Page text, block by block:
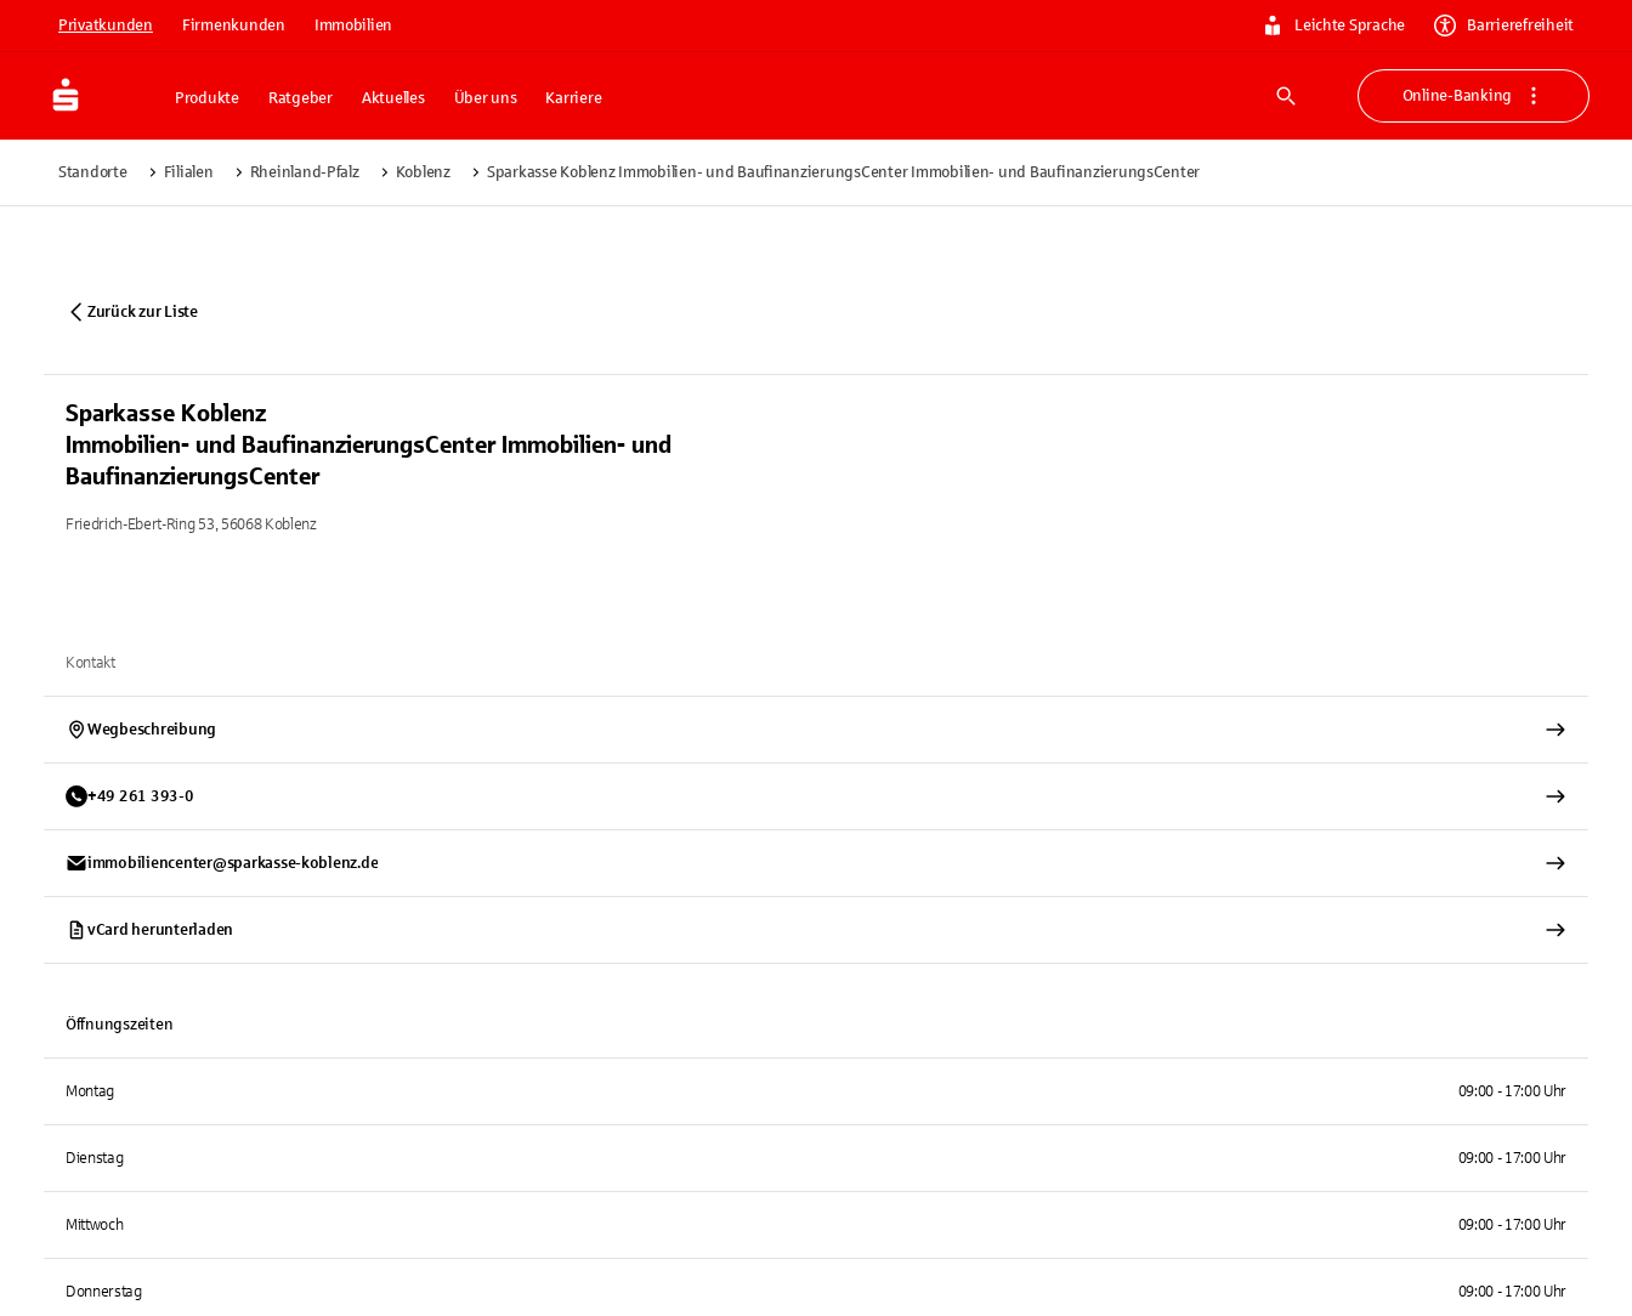
Privatkunden Firmenkunden Immobilien Leichte Sprache Barrierefreiheit
Produkte Ratgeber Aktuelles Über uns Karriere
Suche
Online-Banking
Standorte Filialen Rheinland-Pfalz Koblenz Sparkasse Koblenz Immobilien- und BaufinanzierungsCenter Immobilien- und BaufinanzierungsCenter
Zurück zur Liste
Sparkasse Koblenz
Immobilien- und BaufinanzierungsCenter Immobilien- und
BaufinanzierungsCenter
Friedrich-Ebert-Ring 53, 56068 Koblenz
Kontakt
Wegbeschreibung
+49 261 393-0
immobiliencenter@sparkasse-koblenz.de
vCard herunterladen
Öffnungszeiten
Montag 09:00 - 17:00 Uhr
Dienstag 09:00 - 17:00 Uhr
Mittwoch 09:00 - 17:00 Uhr
Donnerstag 09:00 - 17:00 Uhr